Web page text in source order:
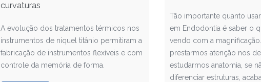
curvaturas
A evolução dos tratamentos térmicos nos
instrumentos de niquel titânio permitiram a
fabricação de instrumentos flexíveis e com
controle da memória de forma.
Tão importante quanto
em Endodontia é saber o
vendo com a
prestarmos atenção nos
estudarmos anatomia, se
diferenciar estruturas,